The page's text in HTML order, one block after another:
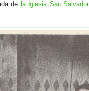
de la Iglesia San Salvador